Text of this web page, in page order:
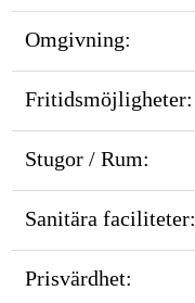
Omgivning:
Fritidsmöjligheter:
Stugor / Rum:
Sanitära faciliteter:
Prisvärdhet: